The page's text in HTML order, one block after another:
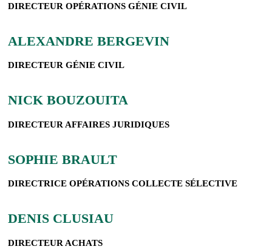
DIRECTEUR OPÉRATIONS GÉNIE CIVIL
ALEXANDRE BERGEVIN
DIRECTEUR GÉNIE CIVIL
NICK BOUZOUITA
DIRECTEUR AFFAIRES JURIDIQUES
SOPHIE BRAULT
DIRECTRICE OPÉRATIONS COLLECTE SÉLECTIVE
DENIS CLUSIAU
DIRECTEUR ACHATS